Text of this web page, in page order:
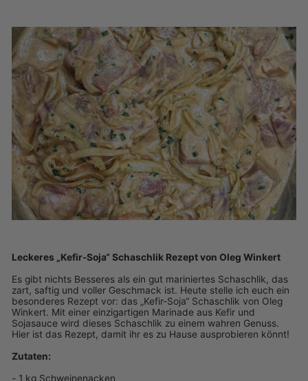
Leckeres „Kefir-Soja“ Schaschlik Rezept von Oleg Winkert
Es gibt nichts Besseres als ein gut mariniertes Schaschlik, das
zart, saftig und voller Geschmack ist. Heute stelle ich euch ein
besonderes Rezept vor: das „Kefir-Soja“ Schaschlik von Oleg
Winkert. Mit einer einzigartigen Marinade aus Kefir und
Sojasauce wird dieses Schaschlik zu einem wahren Genuss.
Hier ist das Rezept, damit ihr es zu Hause ausprobieren könnt!
Zutaten:
- 1 kg Schweinenacken